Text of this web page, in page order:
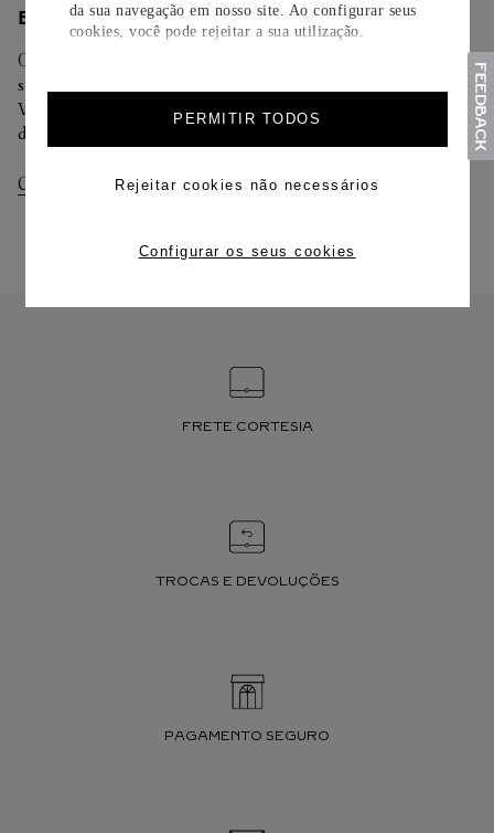
da sua navegação em nosso site. Ao configurar seus
cookies, você pode rejeitar a sua utilização.
PERMITIR TODOS
Rejeitar cookies não necessários
Configurar os seus cookies
ENTREGA/DEVOLUÇÃO
Oferecemos diferentes opções de entrega. Selecione o envio de
sua preferência na finalização de seu pedido.
Você pode trocar ou devolver sua criação Cartier em até 30
dias.
Consultar Entregas Consultar Devoluções
FRETE CORTESIA
TROCAS E DEVOLUÇÕES
PAGAMENTO SEGURO